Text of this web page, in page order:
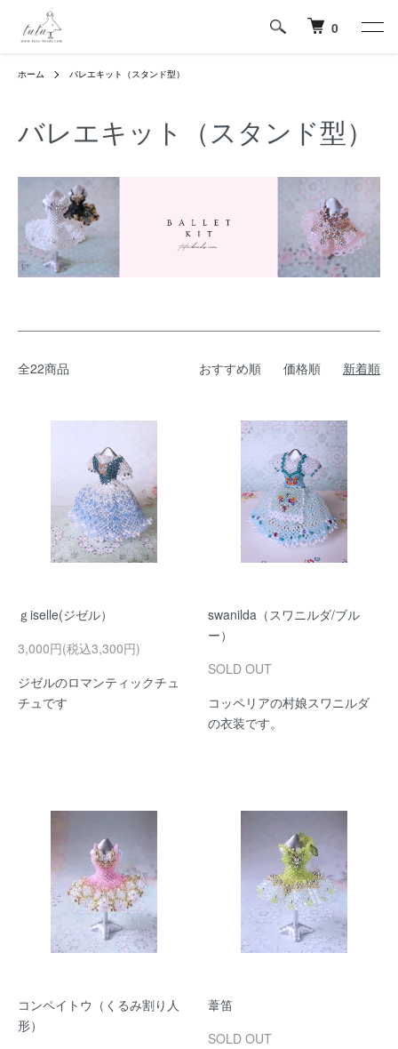
0
ホーム バレエキット（スタンド型）
バレエキット（スタンド型）
全22商品 おすすめ順 価格順 新着順
ｇiselle(ジゼル）
3,000円(税込3,300円)
ジゼルのロマンティックチュ
チュです
swanilda（スワニルダ/ブル
ー）
SOLD OUT
コッペリアの村娘スワニルダ
の衣装です。
コンペイトウ（くるみ割り人
形）
葦笛
SOLD OUT